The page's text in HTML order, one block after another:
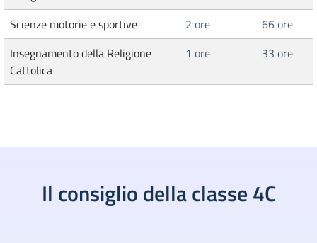
Scienze motorie e sportive
2 ore
66 ore
Insegnamento della Religione
Cattolica
1 ore 33 ore
Il consiglio della classe 4C